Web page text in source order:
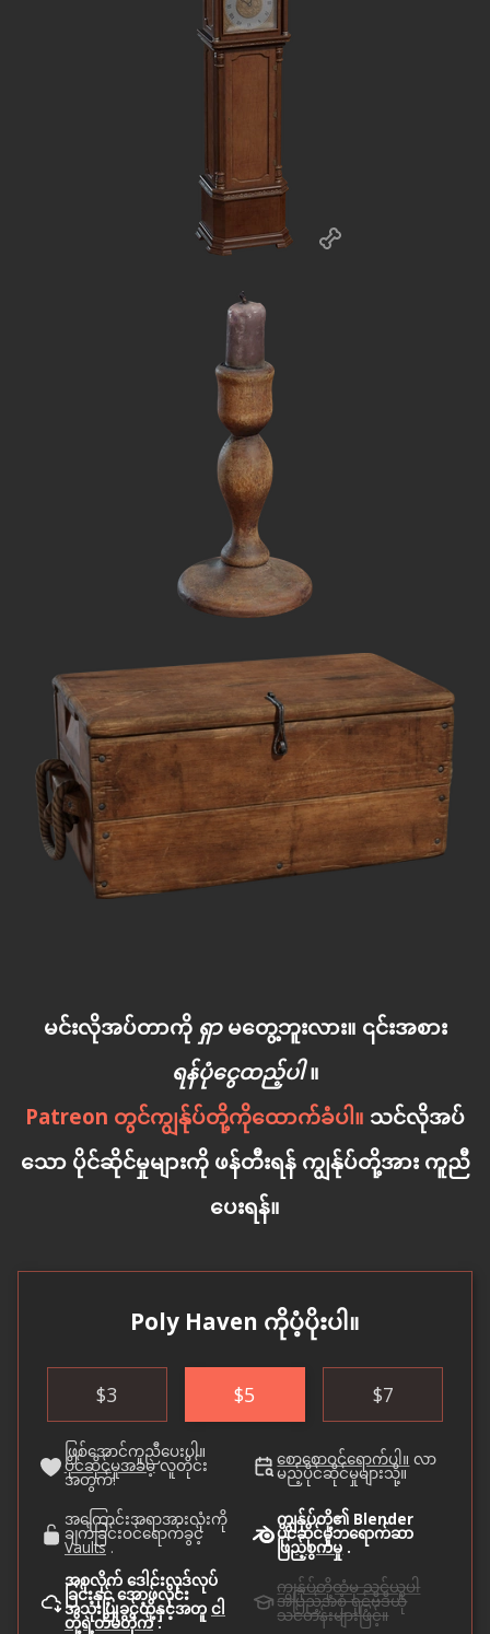
မင်းလိုအပ်တာကို ရှာမတွေ့ဘူးလား။ ၎င်းအစား
ရန်ပုံငွေထည့်ပါ။
Patreon တွင်ကျွန်ုပ်တို့ကိုထောက်ခံပါ။ သင်လိုအပ်
သော ပိုင်ဆိုင်မှုများကို ဖန်တီးရန် ကျွန်ုပ်တို့အား ကူညီ
ပေးရန်။
Poly Haven ကိုပံ့ပိုးပါ။
$3 $5 $7
ဖြစ်အောင်ကူညီပေးပါ။
ပိုင်ဆိုင်မှုအခမဲ့လူတိုင်း
အတွက်!
စောစောဝင်ရောက်ပါ။ လာ
မည့်ပိုင်ဆိုင်မှုများသို့။
အကြောင်းအရာအားလုံးကို
ချက်ခြင်းဝင်ရောက်ခွင့်
Vaults.
ကျွန်ုပ်တို့၏ Blender
ပိုင်ဆိုင်မှုဘရောက်ဆာ
ဖြည့်စွက်မှု .
အစုလိုက် ဒေါင်းလုဒ်လုပ်
ခြင်းနှင့် အော့ဖ်လိုင်း
အသုံးပြုခွင့်တို့နှင့်အတူ ငါ
တို့ရဲ့တိမ်တိုက်.
ကျွန်ုပ်တို့ထံမှ သင်ယူပါ
အပြည့်အစုံ ရှင့်ဗီဒီယို
သင်တန်းများဖြင့်။